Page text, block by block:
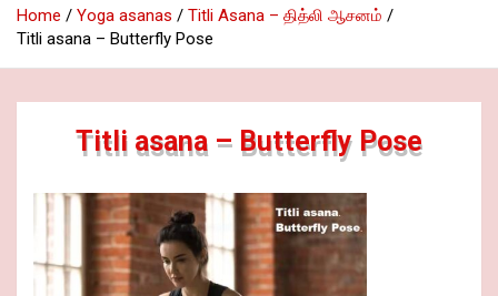
Home Yoga asanas
Titli Asana – தித்லி ஆசனம்
Titli asana – Butterfly Pose
Titli asana – Butterfly Pose